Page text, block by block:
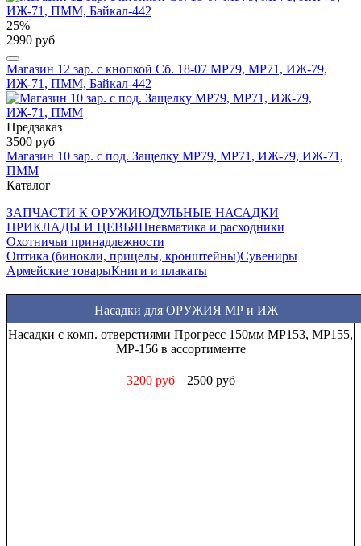
25%
2990 руб
Магазин 12 зар. с кнопкой Сб. 18-07 МР79, МР71, ИЖ-79,
ИЖ-71, ПММ, Байкал-442
Предзаказ
3500 руб
Магазин 10 зар. с под. Защелку МР79, МР71, ИЖ-79, ИЖ-71,
ПММ
Каталог
ЗАПЧАСТИ К ОРУЖИЮДУЛЬНЫЕ НАСАДКИ
ПРИКЛАДЫ И ЦЕВЬЯПневматика и расходники
Охотничьи принадлежности
Оптика (бинокли, прицелы, кронштейны)Сувениры
Армейские товарыКниги и плакаты
Насадки для ОРУЖИЯ МР и ИЖ
Насадки с комп. отверстиями Прогресс 150мм МР153, МР155,
МР-156 в ассортименте
3200 руб 2500 руб